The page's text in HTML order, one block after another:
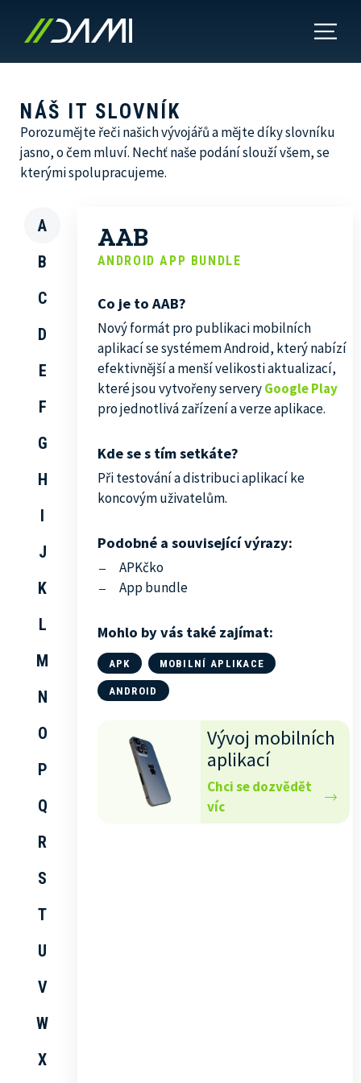
NÁŠ IT SLOVNÍK
Porozumějte řeči našich vývojářů a mějte díky slovníku
jasno, o čem mluví. Nechť naše podání slouží všem, se
kterými spolupracujeme.
A
B
C
D
E
F
G
H
I
J
K
L
M
N
O
P
Q
R
S
T
U
V
W
X
AAB
ANDROID APP BUNDLE
Co je to AAB?
Nový formát pro publikaci mobilních
aplikací se systémem Android, který nabízí
efektivnější a menší velikosti aktualizací,
které jsou vytvořeny serveryGoogle Play
pro jednotlivá zařízení a verze aplikace.
Kde se s tím setkáte?
Při testování a distribuci aplikací ke
koncovým uživatelům.
Podobné a související výrazy:
APKčko
App bundle
Mohlo by vás také zajímat:
APK MOBILNÍ APLIKACE
ANDROID
Vývoj mobilních
aplikací
Chci se dozvědět
víc